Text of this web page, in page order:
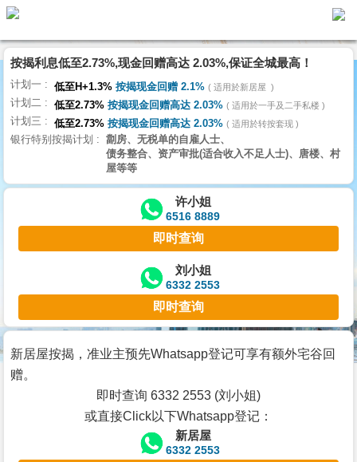
代
理
主
页
搵
楼/
交
业
主
宅
谷
按
按揭利息低至2.73%,现金回赠高达 2.03%,保证全城最高！
计划一 低至H+1.3% 按揭现金回赠 2.1% 适用於新居屋
计划二 低至2.73% 按揭现金回赠高达 2.03% 适用於一手及二手私楼
计划三 低至2.73% 按揭现金回赠高达 2.03% 适用於转按套现
银行特别按揭计划
劏房、无税单的自雇人士、
债务整合、资产审批(适合收入不足人士)、唐楼、村
屋等等
许小姐
6516 8889
即时查询
刘小姐
6332 2553
即时查询
新居屋按揭，准业主预先Whatsapp登记可享有额外宅谷回
赠。
即时查询 6332 2553 (刘小姐)
或直接Click以下Whatsapp登记：
新居屋
6332 2553